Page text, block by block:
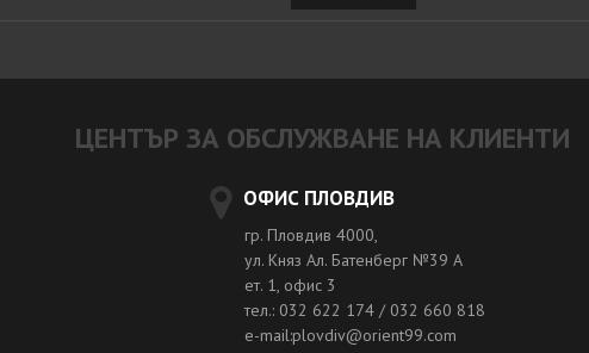
ЦЕНТЪР ЗА ОБСЛУЖВАНЕ НА КЛИЕНТИ
ОФИС ПЛОВДИВ
гр. Пловдив 4000,
ул. Княз Ал. Батенберг №39 A
ет. 1, офис 3
тел.: 032 622 174 / 032 660 818
e-mail:plovdiv@orient99.com